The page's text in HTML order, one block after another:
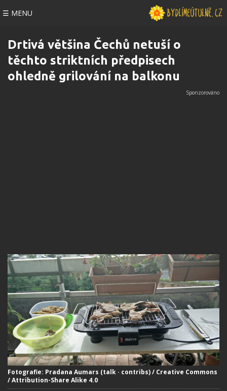
☰ MENU
Drtivá většina Čechů netuší o
těchto striktních předpisech
ohledně grilování na balkonu
Fotografie: Pradana Aumars (talk · contribs) / Creative Commons
/ Attribution-Share Alike 4.0